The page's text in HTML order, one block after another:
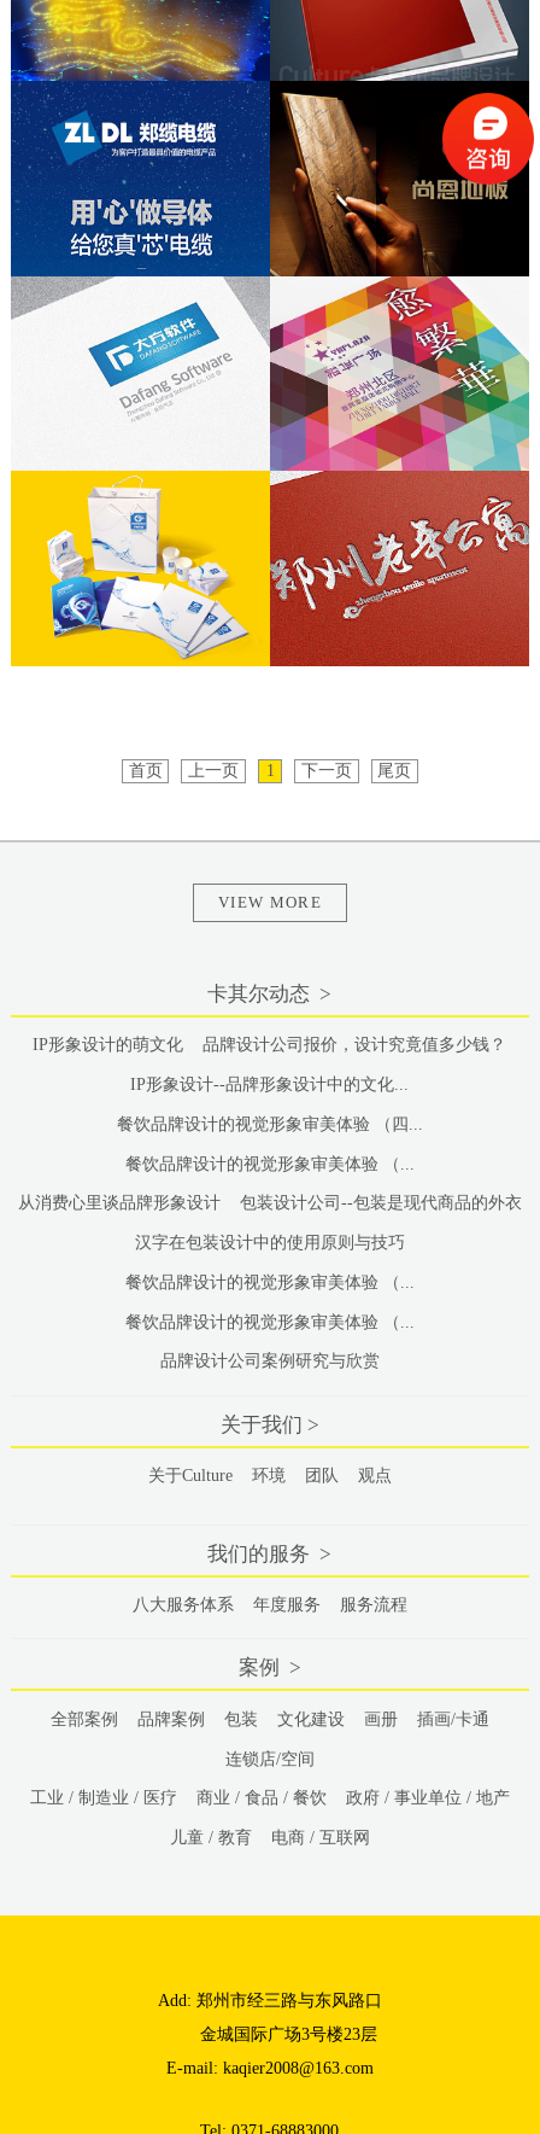
品牌形象设计、产品命名、VI系统设计
产品摄影、品牌宣传设计
品牌形象设计、品牌VI系统设计
集团画册设计、宣传物料设计
首页 上一页 1 下一页 尾页
VIEW MORE
卡其尔动态 >
IP形象设计的萌文化 品牌设计公司报价，设计究竟值多少钱？
IP形象设计--品牌形象设计中的文化...
餐饮品牌设计的视觉形象审美体验 （四...
餐饮品牌设计的视觉形象审美体验 （...
从消费心里谈品牌形象设计 包装设计公司--包装是现代商品的外衣
汉字在包装设计中的使用原则与技巧
餐饮品牌设计的视觉形象审美体验 （...
餐饮品牌设计的视觉形象审美体验 （...
品牌设计公司案例研究与欣赏
关于我们 >
关于Culture 环境 团队 观点
我们的服务 >
八大服务体系 年度服务 服务流程
案例 >
全部案例 品牌案例 包装 文化建设 画册 插画/卡通
连锁店/空间
工业 / 制造业 / 医疗 商业 / 食品 / 餐饮 政府 / 事业单位 / 地产
儿童 / 教育 电商 / 互联网
Add: 郑州市经三路与东风路口
金城国际广场3号楼23层
E-mail: kaqier2008@163.com
Tel: 0371-68883000